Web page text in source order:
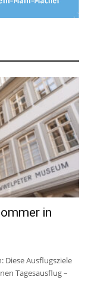
in
Diese Ausflugsziele
Tagesausflug –